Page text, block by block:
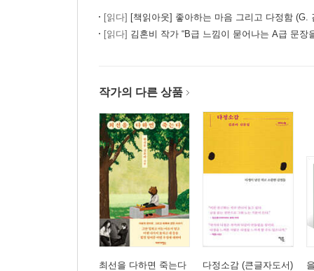
[읽다] [책읽아웃] 좋아하는 마음 그리고 다정함 (G. 김
[읽다] 김혼비 작가 “B급 느낌이 묻어나는 A급 문장
작가의 다른 상품
최선을 다하면 죽는다 다정소감 (큰글자도서)